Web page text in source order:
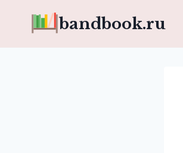
bandbook.ru